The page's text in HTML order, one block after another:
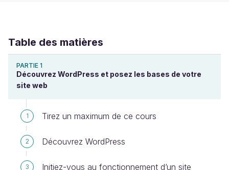
Table des matières
PARTIE 1
Découvrez WordPress et posez les bases de votre
site web
1 Tirez un maximum de ce cours
2 Découvrez WordPress
3
Initiez-vous au fonctionnement d’un site